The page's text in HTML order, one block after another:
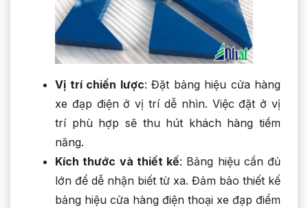
Vị trí chiến lược: Đặt bảng hiệu cửa hàng
xe đạp điện ở vị trí dễ nhìn. Việc đặt ở vị
trí phù hợp sẽ thu hút khách hàng tiềm
năng.
Kích thước và thiết kế: Bảng hiệu cần đủ
lớn để dễ nhận biết từ xa. Đảm bảo thiết kế
bảng hiệu cửa hàng điện thoại xe đạp điểm